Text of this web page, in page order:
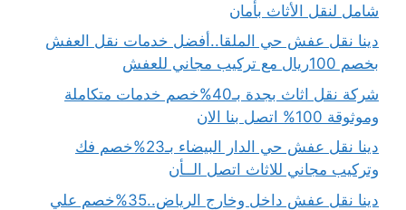
شامل لنقل الأثاث بأمان
دينا نقل عفش حي الملقا..أفضل خدمات نقل العفش
بخصم 100ريال مع تركيب مجاني للعفش
شركة نقل اثاث بجدة بـ40%خصم خدمات متكاملة
وموثوقة 100% اتصل بنا الان
دينا نقل عفش حي الدار البيضاء بـ23%خصم فك
وتركيب مجاني للاثاث اتصل الــأن
دينا نقل عفش داخل وخارج الرياض..35%خصم علي